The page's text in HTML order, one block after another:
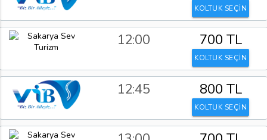
KOLTUK SEÇİN
12:00 700 TL
KOLTUK SEÇİN
12:45 800 TL
KOLTUK SEÇİN